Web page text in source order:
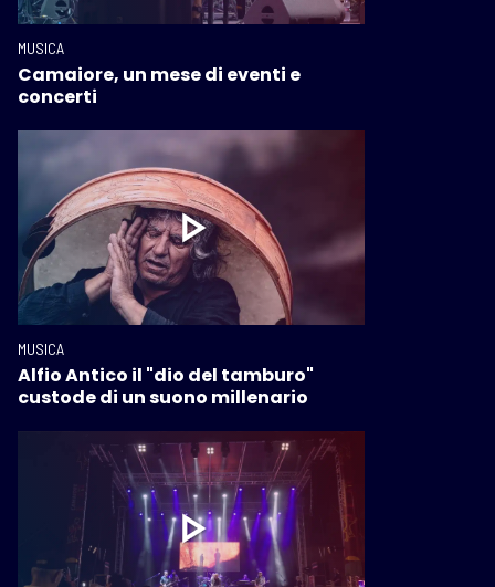
MUSICA
Camaiore, un mese di eventi e
concerti
MUSICA
Alfio Antico il "dio del tamburo"
custode di un suono millenario